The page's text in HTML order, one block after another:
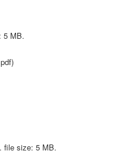
5 MB.
file size: 5 MB.